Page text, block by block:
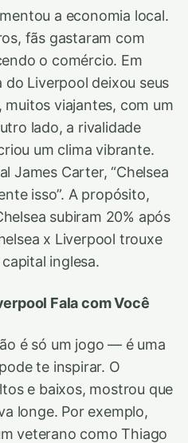
a economia local.
fãs gastaram com
o comércio. Em
Liverpool deixou seus
viajantes, com um
lado, a rivalidade
um clima vibrante.
James Carter, “Chelsea
isso”. A propósito,
subiram 20% após
x Liverpool trouxe
inglesa.
Fala com Você
é só um jogo — é uma
te inspirar. O
e baixos, mostrou que
longe. Por exemplo,
veterano como Thiago